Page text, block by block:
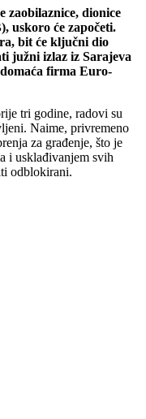
zaobilaznice, dionice
uskoro će započeti.
bit će ključni dio
južni izlaz iz Sarajeva
firma Euro-
tri godine, radovi su
Naime, privremeno
za građenje, što je
i usklađivanjem svih
odblokirani.